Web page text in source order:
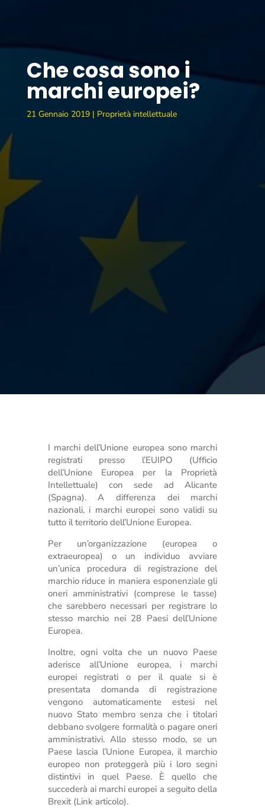
Che cosa sono i
marchi europei?
21 Gennaio 2019| Proprietà intellettuale
I marchi dell’Unione europea sono marchi
registrati presso l’EUIPO (Ufficio
dell’Unione Europea per la Proprietà
Intellettuale) con sede ad Alicante
(Spagna). A differenza dei marchi
nazionali, i marchi europei sono validi su
tutto il territorio dell’Unione Europea.
Per un’organizzazione (europea o
extraeuropea) o un individuo avviare
un’unica procedura di registrazione del
marchio riduce in maniera esponenziale gli
oneri amministrativi (comprese le tasse)
che sarebbero necessari per registrare lo
stesso marchio nei 28 Paesi dell’Unione
Europea.
Inoltre, ogni volta che un nuovo Paese
aderisce all’Unione europea, i marchi
europei registrati o per il quale si è
presentata domanda di registrazione
vengono automaticamente estesi nel
nuovo Stato membro senza che i titolari
debbano svolgere formalità o pagare oneri
amministrativi. Allo stesso modo, se un
Paese lascia l’Unione Europea, il marchio
europeo non proteggerà più i loro segni
distintivi in quel Paese. È quello che
succederà ai marchi europei a seguito della
Brexit (Link articolo).